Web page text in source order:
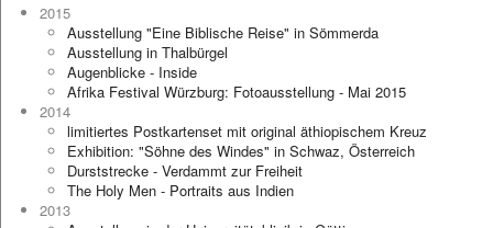
2015
Ausstellung "Eine Biblische Reise" in Sömmerda
Ausstellung in Thalbürgel
Augenblicke - Inside
Afrika Festival Würzburg: Fotoausstellung - Mai 2015
2014
limitiertes Postkartenset mit original äthiopischem Kreuz
Exhibition: "Söhne des Windes" in Schwaz, Österreich
Durststrecke - Verdammt zur Freiheit
The Holy Men - Portraits aus Indien
2013